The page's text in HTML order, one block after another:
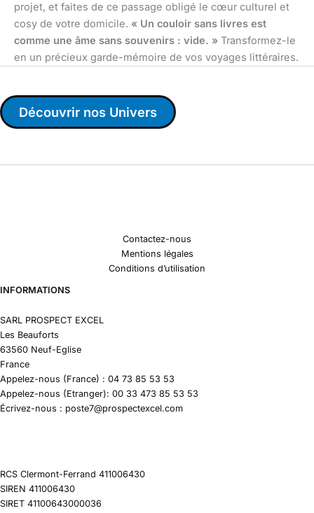
projet, et faites de ce passage obligé le cœur culturel et
cosy de votre domicile. « Un couloir sans livres est
comme une âme sans souvenirs : vide. » Transformez-le
en un précieux garde-mémoire de vos voyages littéraires.
Découvrir nos Univers
Contactez-nous
Mentions légales
Conditions d’utilisation
INFORMATIONS
SARL PROSPECT EXCEL
Les Beauforts
63560 Neuf-Eglise
France
Appelez-nous (France) : 04 73 85 53 53
Appelez-nous (Etranger): 00 33 473 85 53 53
Écrivez-nous : poste7@prospectexcel.com
RCS Clermont-Ferrand 411006430
SIREN 411006430
SIRET 41100643000036